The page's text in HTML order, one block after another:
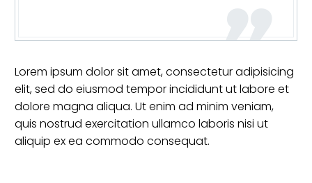
Lorem ipsum dolor sit amet, consectetur adipisicing
elit, sed do eiusmod tempor incididunt ut labore et
dolore magna aliqua. Ut enim ad minim veniam,
quis nostrud exercitation ullamco laboris nisi ut
aliquip ex ea commodo consequat.